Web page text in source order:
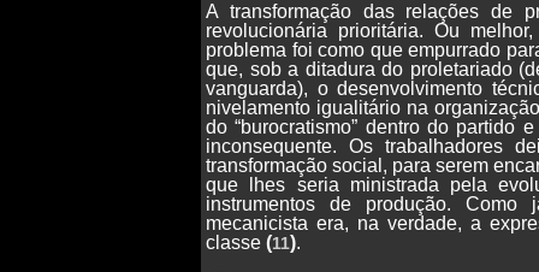
A transformação das relações de
revolucionária prioritária. Ou
problema foi como que empurrado
que, sob a ditadura do proletariado
vanguarda), o desenvolvimento
nivelamento igualitário na
do “burocratismo” dentro do partido
inconsequente. Os trabalhadores
transformação social, para serem
que lhes seria ministrada pela
instrumentos de produção. Como
mecanicista era, na verdade, a
classe (11).